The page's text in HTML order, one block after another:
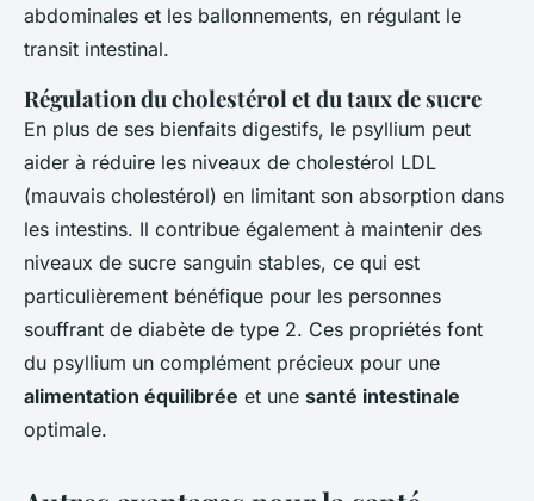
abdominales et les ballonnements, en régulant le
transit intestinal.
Régulation du cholestérol et du taux de sucre
En plus de ses bienfaits digestifs, le psyllium peut
aider à réduire les niveaux de cholestérol LDL
(mauvais cholestérol) en limitant son absorption dans
les intestins. Il contribue également à maintenir des
niveaux de sucre sanguin stables, ce qui est
particulièrement bénéfique pour les personnes
souffrant de diabète de type 2. Ces propriétés font
du psyllium un complément précieux pour une
alimentation équilibrée et une santé intestinale
optimale.